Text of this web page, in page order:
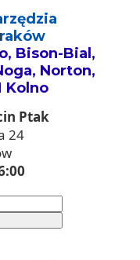
Bison-Bial,
Norton,
Kolno
Ptak
24